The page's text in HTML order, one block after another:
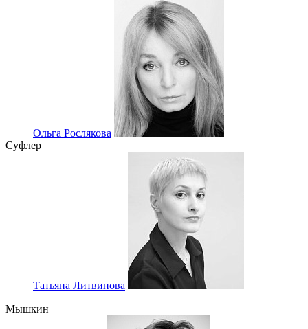
Ольга Рослякова
Суфлер
Татьяна Литвинова
Мышкин